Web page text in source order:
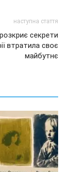
наступна стаття
секрети
втратила своє
майбутнє